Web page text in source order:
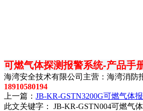
可燃气体探测报警系统-产品手
海湾安全技术有限公司主营：海湾消防
18910580194
上一篇： JB-KR-GSTN3200G可燃气体
此文关键字：
JB-KR-GSTN004可燃气